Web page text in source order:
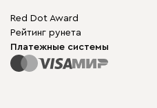
Red Dot Award
Рейтинг рунета
Платежные системы